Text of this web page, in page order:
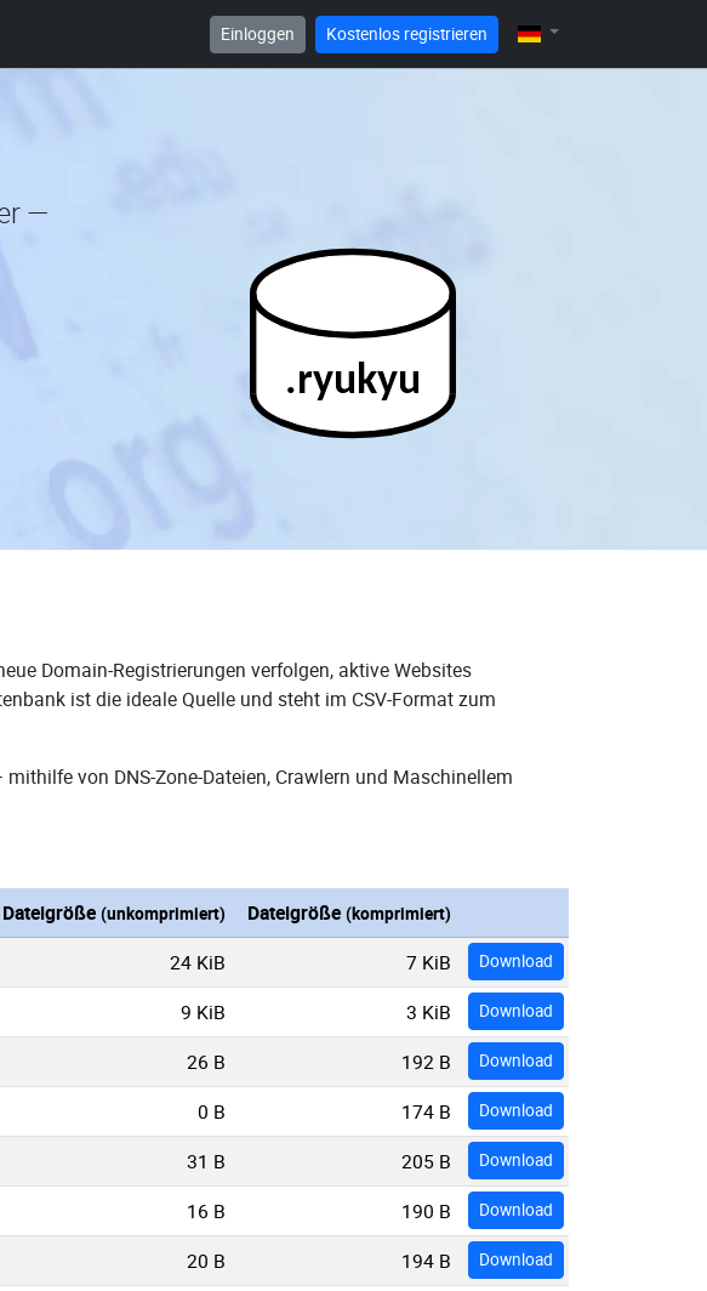
Einloggen Kostenlos registrieren
—
.ryukyu
Domain-Registrierungen verfolgen, aktive Websites
ist die ideale Quelle und steht im CSV-Format zum
von DNS-Zone-Dateien, Crawlern und Maschinellem
Dateigröße (unkomprimiert) Dateigröße (komprimiert)
24 KiB 7 KiB Download
9 KiB 3 KiB Download
26 B 192 B Download
0 B 174 B Download
31 B 205 B Download
16 B 190 B Download
20 B 194 B Download